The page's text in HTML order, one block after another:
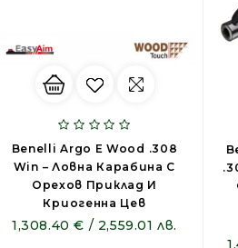
Benelli Argo E Wood .308
Win – Ловна Карабина С
Орехов Приклад И
Криогенна Цев
1,308.40 € / 2,559.01 лв.